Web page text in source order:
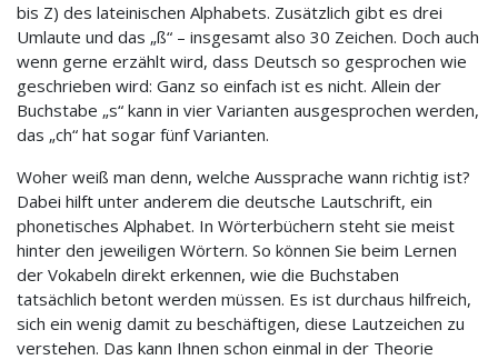
bis Z) des lateinischen Alphabets. Zusätzlich gibt es drei
Umlaute und das „ß“ – insgesamt also 30 Zeichen. Doch auch
wenn gerne erzählt wird, dass Deutsch so gesprochen wie
geschrieben wird: Ganz so einfach ist es nicht. Allein der
Buchstabe „s“ kann in vier Varianten ausgesprochen werden,
das „ch“ hat sogar fünf Varianten.
Woher weiß man denn, welche Aussprache wann richtig ist?
Dabei hilft unter anderem die deutsche Lautschrift, ein
phonetisches Alphabet. In Wörterbüchern steht sie meist
hinter den jeweiligen Wörtern. So können Sie beim Lernen
der Vokabeln direkt erkennen, wie die Buchstaben
tatsächlich betont werden müssen. Es ist durchaus hilfreich,
sich ein wenig damit zu beschäftigen, diese Lautzeichen zu
verstehen. Das kann Ihnen schon einmal in der Theorie